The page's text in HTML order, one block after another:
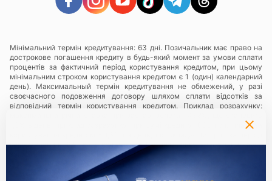
Мінімальний термін кредитування: 63 дні. Позичальник має право на
дострокове погашення кредиту в будь-який момент за умови сплати
процентів за фактичний період користування кредитом, при цьому
мінімальним строком користування кредитом є 1 (один) календарний
день). Максимальный термін кредитування не обмежений, у разі
своєчасного подовження договору шляхом сплати відсотків за
відповідний термін користування кредитом. Приклад розрахунку:
1,3% в день, приклад розрахунку: при сумі кредиту 1000 грн., плата за
користування 63 календарні дні Позичальнику необхідно буде
заплатити суму у розмірі 819 грн.
Послуги надаються в мережі ломбардів
юридичні особи та їх відокремлені підрозділи, що надають ломбардні